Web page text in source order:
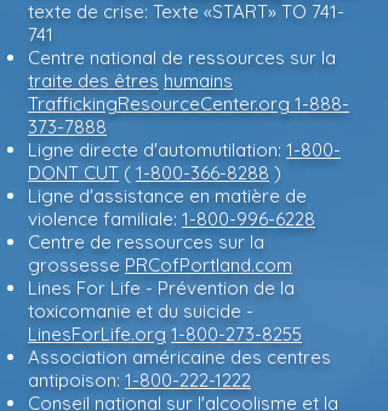
texte de crise: Texte «START» TO 741-
741
Centre national de ressources sur la
traite des êtres humains
TraffickingResourceCenter.org 1-888-
373-7888
Ligne directe d'automutilation: 1-800-
DONT CUT ( 1-800-366-8288 )
Ligne d'assistance en matière de
violence familiale: 1-800-996-6228
Centre de ressources sur la
grossesse PRCofPortland.com
Lines For Life - Prévention de la
toxicomanie et du suicide -
LinesForLife.org 1-800-273-8255
Association américaine des centres
antipoison: 1-800-222-1222
Conseil national sur l'alcoolisme et la